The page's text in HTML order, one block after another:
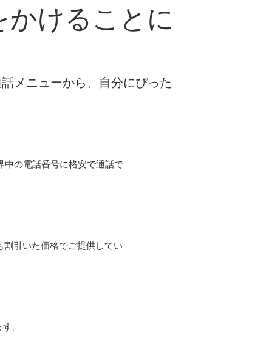
けることに
メニューから、自分にぴった
中の電話番号に格安で通話で
引いた価格でご提供してい
。